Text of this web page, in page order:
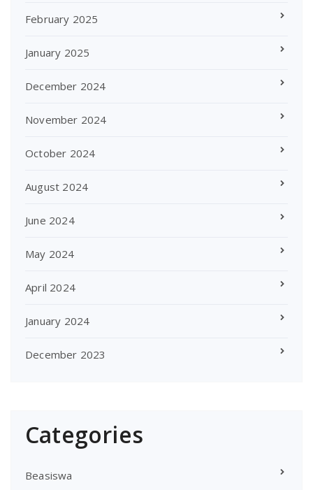
February 2025
January 2025
December 2024
November 2024
October 2024
August 2024
June 2024
May 2024
April 2024
January 2024
December 2023
Categories
Beasiswa